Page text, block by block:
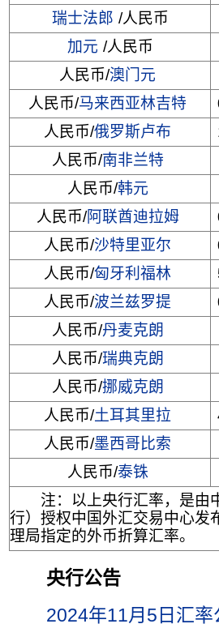
瑞士法郎 /人民币
加元 /人民币
人民币/澳门元
人民币/马来西亚林吉特
人民币/俄罗斯卢布
人民币/南非兰特
人民币/韩元
人民币/阿联酋迪拉姆
人民币/沙特里亚尔
人民币/匈牙利福林
人民币/波兰兹罗提
人民币/丹麦克朗
人民币/瑞典克朗
人民币/挪威克朗
人民币/土耳其里拉
人民币/墨西哥比索
人民币/泰铢
注：以上央行汇率，是由
行）授权中国外汇交易中心发
理局指定的外币折算汇率。
央行公告
2024年11月5日汇率